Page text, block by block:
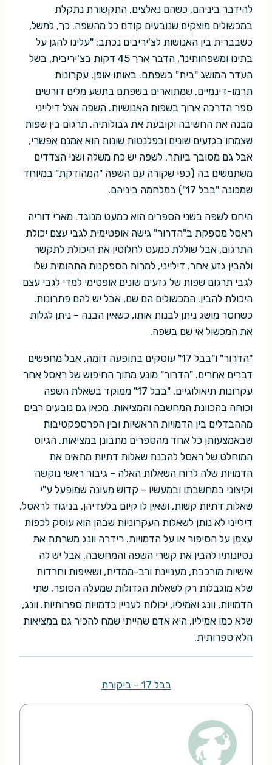
להידבר ביניהם. כשהם נאלצים, התקשורת נתקלת
במכשולים מוצקים שנובעים קודם כל מהשפה. כך, למשל,
כשבברית בין האנושות לצ'יריבים נכתב: "עלינו להגן על
בתינו ומשפחותינו", הדבר ארך 45 דקות בצ'יריבית, בשל
העדר המושג "בית" בשפתם. באותו אופן, עקרונות
תרמו-דינמיים, שמתוארים בשפתם בתשע מלים דורשים
ספר הדרכה ארוך בשפות האנושיות. השפה אצל דילייני
מבנה את החשיבה וקובעת את גבולותיה. תרגום בין שפות
שצמחו בגזעים שונים ובפלנטות שונות הוא אמנם אפשרי,
אבל גם מסובך ביותר. לשפה יש כח משלה ושני הצדדים
משתמשים בה (כפי שקורה עם השפה "המהודקת" במיוחד
שמכונה "בבל 17") במלחמה ביניהם.
היחס לשפה בשני הספרים הוא כמעט מנוגד. מארי דוריה
ראסל מספקת ב"הדרור" גישה אופטימית לגבי עצם יכולת
התרגום, אבל שוללת כמעט לחלוטין את היכולת לתקשר
ולהבין גזע אחר. דילייני, למרות הספקנות התהומית שלו
לגבי תרגום שפות של גזעים שונים אופטימי למדי לגבי עצם
היכולת להבין. המכשולים הם שם, אבל יש להם פתרונות.
כשחסר מושג ניתן לבנות אותו, כשאין הבנה – ניתן לגלות
את המכשול אי שם בשפה.
"הדרור" ו"בבל 17" עוסקים בתופעה דומה, אבל מחפשים
דברים אחרים. "הדרור" מונע מתוך החיפוש של ראסל אחר
עקרונות תיאולוגיים. "בבל 17" ממוקד בשאלת השפה
וכוחה בהכוונת המחשבה והמציאות. מכאן גם נובעים רבים
מההבדלים בין הדמויות הראשיות ובין הפרספקטיבות
שבאמצעותן כל אחד מהספרים מתבונן במציאות. הגיוס
המוחלט של ראסל להבנת שאלות דתיות מתאים את
הדמויות שלה לרוח השאלות האלה – גיבור ראשי נוקשה
וקיצוני במחשבתו ובמעשיו – קדוש מעונה שמופעל ע"י
שאלות דתיות קשות, ושאין לו קיום בלעדיהן. בניגוד לראסל,
דילייני לא נותן לשאלות העקרוניות שבהן הוא עוסק לכפות
עצמן על הסיפור או על הדמויות. רידרה וונג משרתת את
נסיונותיו להבין את קשרי השפה והמחשבה, אבל יש לה
אישיות מורכבת, מעניינת ורב-ממדית, ושאיפות וחרדות
שלא מוגבלות רק לשאלות הגדולות שמעלה הסופר. שתי
הדמויות, וונג ואמיליו, יכולות לעניין כדמויות ספרותיות. וונג,
שלא כמו אמיליו, היא אדם שהייתי שמח להכיר גם במציאות
הלא ספרותית.
בבל 17 – ביקורת